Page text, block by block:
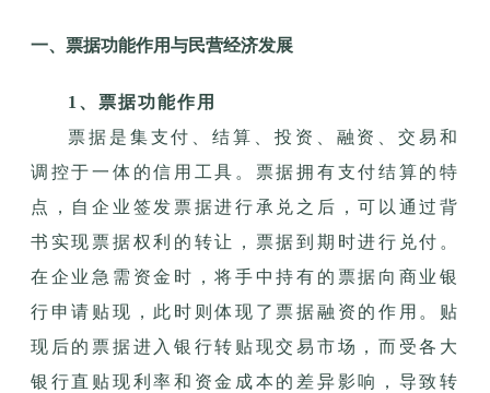
一、票据功能作用与民营经济发展
1、票据功能作用
票据是集支付、结算、投资、融资、交易和
调控于一体的信用工具。票据拥有支付结算的特
点，自企业签发票据进行承兑之后，可以通过背
书实现票据权利的转让，票据到期时进行兑付。
在企业急需资金时，将手中持有的票据向商业银
行申请贴现，此时则体现了票据融资的作用。贴
现后的票据进入银行转贴现交易市场，而受各大
银行直贴现利率和资金成本的差异影响，导致转